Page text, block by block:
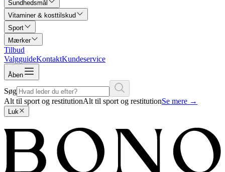
Sundhedsmål
Vitaminer & kosttilskud
Sport
Mærker
Tilbud
ValgguideKontaktKundeservice
Åben
Søg
Alt til sport og restitutionAlt til sport og restitutionSe mere →
Luk